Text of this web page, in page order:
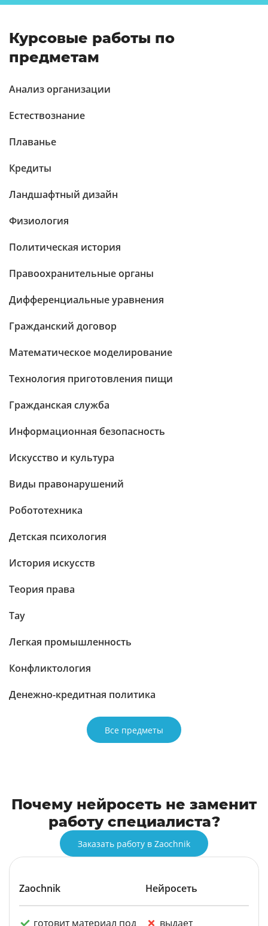
Курсовые работы по
предметам
Анализ организации
Естествознание
Плаванье
Кредиты
Ландшафтный дизайн
Физиология
Политическая история
Правоохранительные органы
Дифференциальные уравнения
Гражданский договор
Математическое моделирование
Технология приготовления пищи
Гражданская служба
Информационная безопасность
Искусство и культура
Виды правонарушений
Робототехника
Детская психология
История искусств
Теория права
Тау
Легкая промышленность
Конфликтология
Денежно-кредитная политика
Все предметы
Почему нейросеть не заменит
работу специалиста?
Заказать работу в Zaochnik
Zaochnik Нейросеть
готовит материал под
выдает